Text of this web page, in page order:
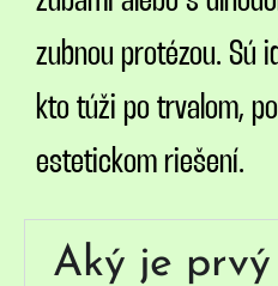
zubnou protézou. Sú
kto túži po trvalom,
estetickom riešení.
Aký je